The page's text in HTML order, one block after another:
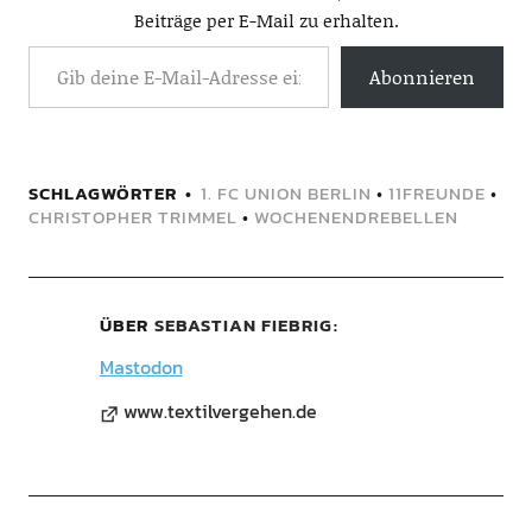
Beiträge per E-Mail zu erhalten.
Abonnieren
SCHLAGWÖRTER 1. FC UNION BERLIN • 11FREUNDE •
CHRISTOPHER TRIMMEL • WOCHENENDREBELLEN
ÜBER SEBASTIAN FIEBRIG
Mastodon
www.textilvergehen.de